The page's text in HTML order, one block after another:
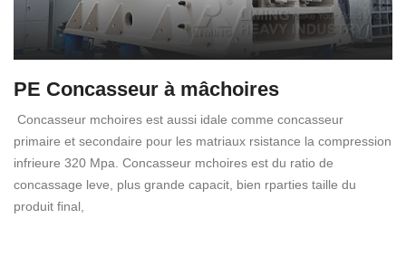
PE Concasseur à mâchoires
Concasseur mchoires est aussi idale comme concasseur
primaire et secondaire pour les matriaux rsistance la compression
infrieure 320 Mpa. Concasseur mchoires est du ratio de
concassage leve, plus grande capacit, bien rparties taille du
produit final,